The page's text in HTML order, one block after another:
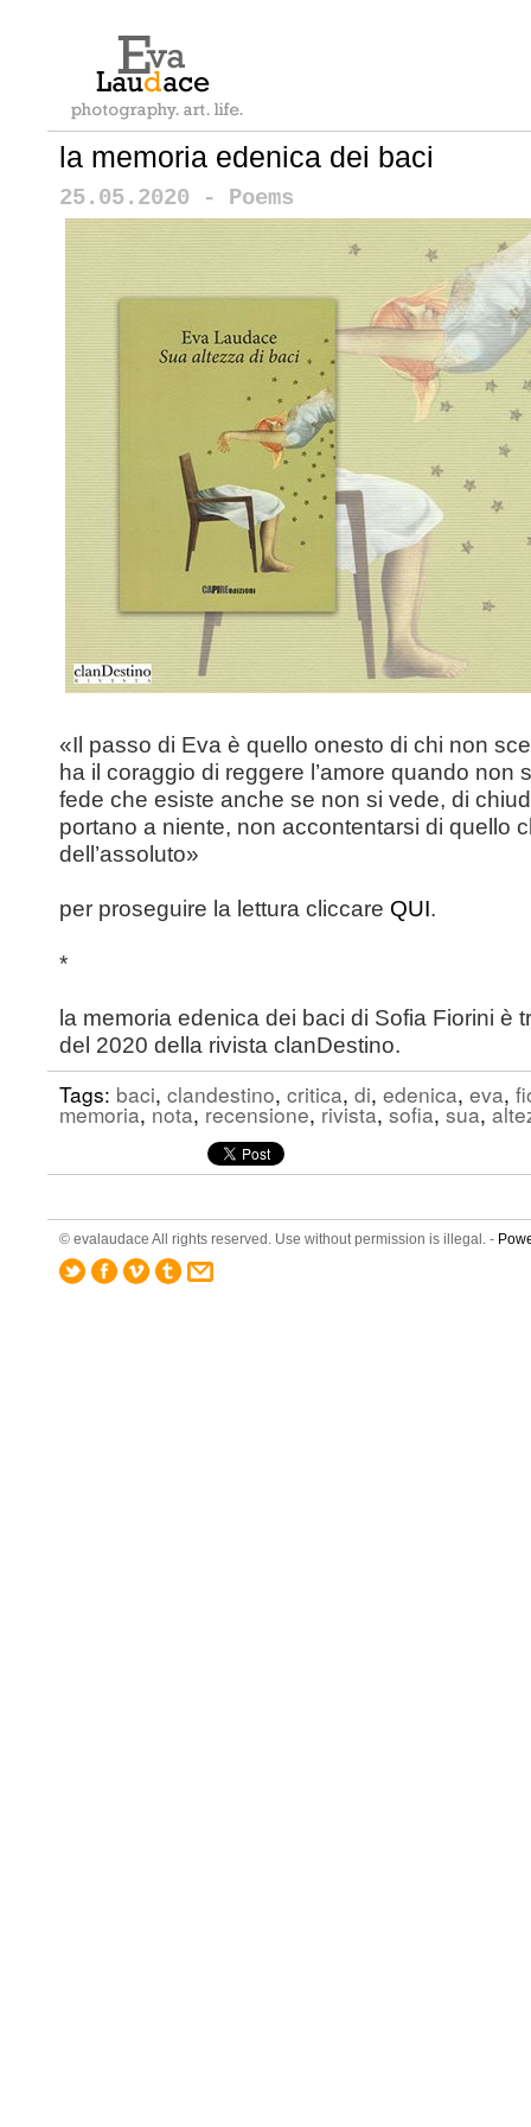
la memoria edenica dei baci
25.05.2020 - Poems
«Il passo di Eva è quello onesto di chi non
ha il coraggio di reggere l’amore quando non
fede che esiste anche se non si vede, di
portano a niente, non accontentarsi di quello
dell’assoluto»
per proseguire la lettura cliccare QUI.
*
la memoria edenica dei baci di Sofia Fiorini è
del 2020 della rivista clanDestino.
Tags: baci, clandestino, critica, di, edenica, eva,
memoria, nota, recensione, rivista, sofia, sua,
© evalaudace All rights reserved. Use without permission is illegal. -